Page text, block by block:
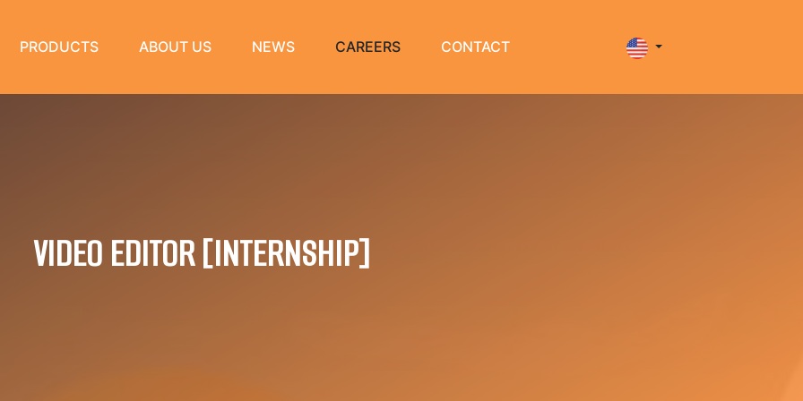
PRODUCTS ABOUT US NEWS CAREERS CONTACT
VIDEO EDITOR [INTERNSHIP]